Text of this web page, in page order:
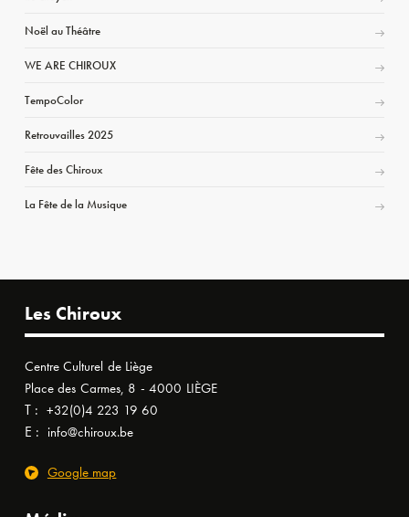
Noël au Théâtre
WE ARE CHIROUX
TempoColor
Retrouvailles 2025
Fête des Chiroux
La Fête de la Musique
Les Chiroux
Centre Culturel de Liège
Place des Carmes, 8 - 4000 LIÈGE
T : +32(0)4 223 19 60
E : info@chiroux.be
Google map